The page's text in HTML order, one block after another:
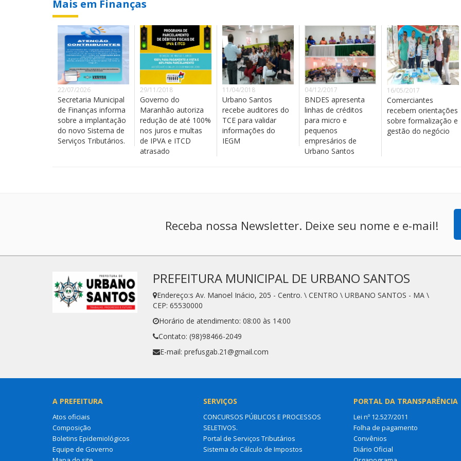
Mais em Finanças
22/07/2026
Secretaria Municipal
de Finanças informa
sobre a implantação
do novo Sistema de
Serviços Tributários.
29/11/2018
Governo do
Maranhão autoriza
redução de até 100%
nos juros e multas
de IPVA e ITCD
atrasado
11/04/2018
Urbano Santos
recebe auditores do
TCE para validar
informações do
IEGM
04/12/2017
BNDES apresenta
linhas de créditos
para micro e
pequenos
empresários de
Urbano Santos
16/05/2017
Comerciantes
recebem orientações
sobre formalização e
gestão do negócio
Receba nossa Newsletter. Deixe seu nome e e-mail!
PREFEITURA MUNICIPAL DE URBANO SANTOS
Endereço:s Av. Manoel Inácio, 205 - Centro. \ CENTRO \ URBANO SANTOS - MA \
CEP: 65530000
Horário de atendimento: 08:00 às 14:00
Contato: (98)98466-2049
E-mail: prefusgab.21@gmail.com
A PREFEITURA
Atos oficiais
Composição
Boletins Epidemiológicos
Equipe de Governo
SERVIÇOS
CONCURSOS PÚBLICOS E PROCESSOS
SELETIVOS.
Portal de Serviços Tributários
Sistema do Cálculo de Impostos
PORTAL DA TRANSPARÊNCIA
Lei nº 12.527/2011
Folha de pagamento
Convênios
Diário Oficial